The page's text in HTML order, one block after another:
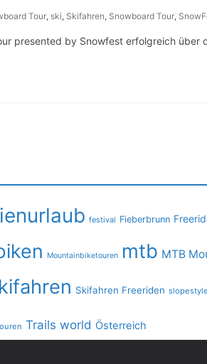
Tour, ski, Skifahren, Snowboard Tour,
presented by Snowfest erfolgreich über
festival Fieberbrunn
Mountainbiketouren mtb MTB
Skifahren Freeriden slopestyle
Trails world Österreich